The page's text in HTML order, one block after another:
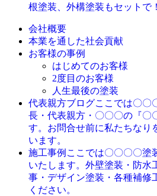
根塗装、外構塗装もセットで！
会社概要
本業を通した社会貢献
お客様の事例
はじめてのお客様
2度目のお客様
人生最後の塗装
代表親方ブログここでは〇〇
長・代表親方・〇〇〇の『〇
す。お問合せ前に私たちなり
います。
施工事例 ここでは〇〇〇〇塗
いたします。外壁塗装・防水
事・デザイン塗装・各種補修
ください。